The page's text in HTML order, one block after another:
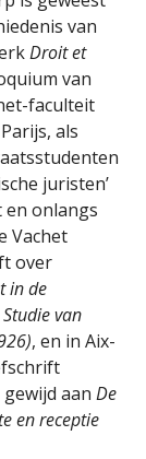
van
Droit et
van
faculteit
als
juristen’
onlangs
Vachet
over
in de
Studie van
, en in Aix-
aan De
en receptie